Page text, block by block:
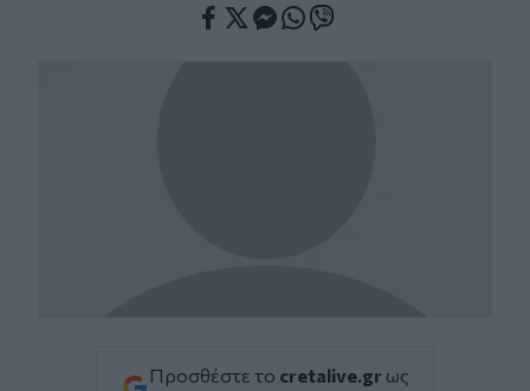
Προσθέστε το cretalive.gr ως